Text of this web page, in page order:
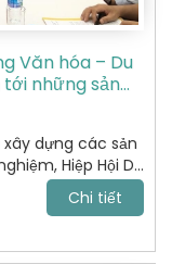
Văn hóa – Du
những sản
dựng các sản
Hiệp Hội Du
khảo sát thực
Việt Nam do
Chi tiết